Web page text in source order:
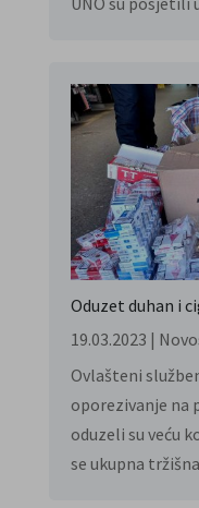
Oduzet duhan i
19.03.2023 |
Ovlašteni
oporezivanje na
oduzeli su veću
se ukupna